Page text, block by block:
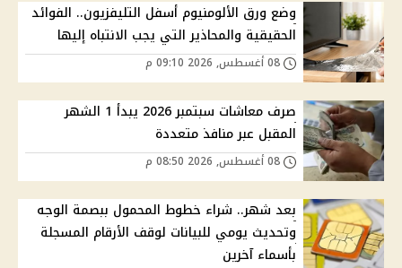
وضع ورق الألومنيوم أسفل التليفزيون.. الفوائد
الحقيقية والمحاذير التي يجب الانتباه إليها
صرف معاشات سبتمبر 2026 يبدأ 1 الشهر
المقبل عبر منافذ متعددة
بعد شهر.. شراء خطوط المحمول ببصمة الوجه
وتحديث يومي للبيانات لوقف الأرقام المسجلة
بأسماء آخرين